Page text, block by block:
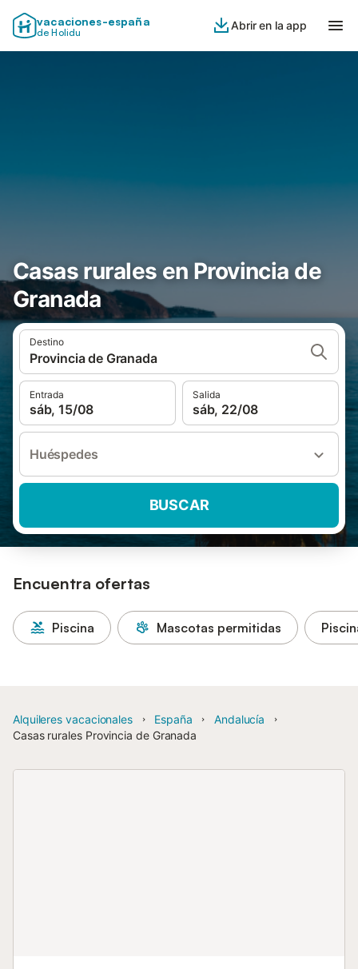
vacaciones-españa
de Holidu
Abrir en la app
Casas rurales en Provincia de
Granada
Destino
Provincia de Granada
Entrada
sáb, 15/08
Salida
sáb, 22/08
Huéspedes
BUSCAR
Encuentra ofertas
Piscina Mascotas permitidas
Alquileres vacacionales España
Andalucía
Casas rurales Provincia de Granada